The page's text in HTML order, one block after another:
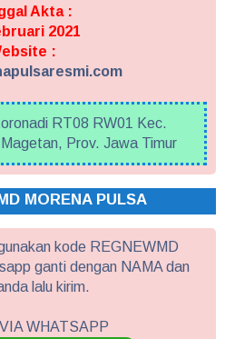
Akta :
2021
:
RT08 RW01 Kec.
Prov. Jawa Timur
MORENA PULSA
kode REGNEWMD
ganti dengan NAMA dan
lalu kirim.
WHATSAPP